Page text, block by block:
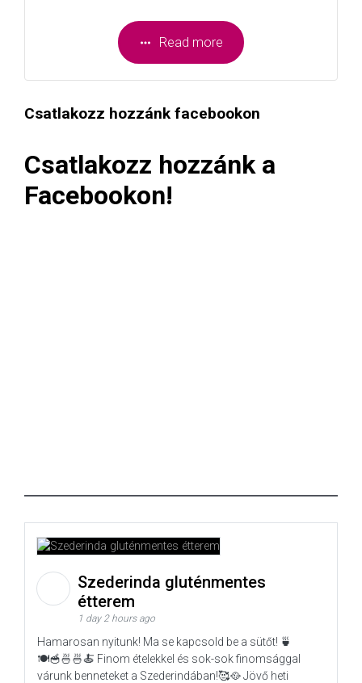
Read more
Csatlakozz hozzánk facebookon
Csatlakozz hozzánk a
Facebookon!
Szederinda gluténmentes
étterem
1 day 2 hours ago
Hamarosan nyitunk! Ma se kapcsold be a sütőt! 🍵
🍽️🥣🍜🍜🍝 Finom ételekkel és sok-sok finomsággal
várunk benneteket a Szederindában!🥰🥘 Jövő heti